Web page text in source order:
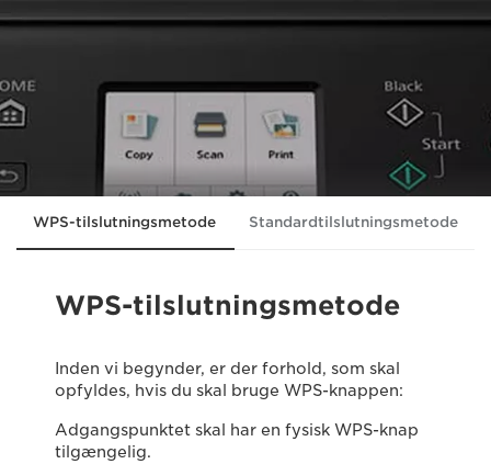
WPS-tilslutningsmetode Standardtilslutningsmetode
WPS-tilslutningsmetode
Inden vi begynder, er der forhold, som skal
opfyldes, hvis du skal bruge WPS-knappen:
Adgangspunktet skal har en fysisk WPS-knap
tilgængelig.